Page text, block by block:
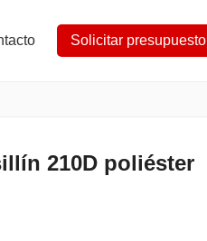
Solicitar presupuesto
210D poliéster